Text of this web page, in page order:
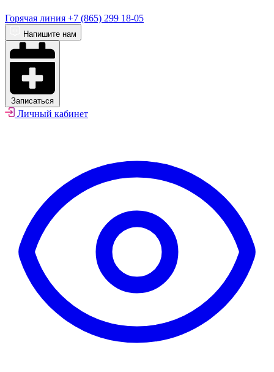
Горячая линия +7 (865) 299 18-05
Напишите нам
Записаться
Личный кабинет